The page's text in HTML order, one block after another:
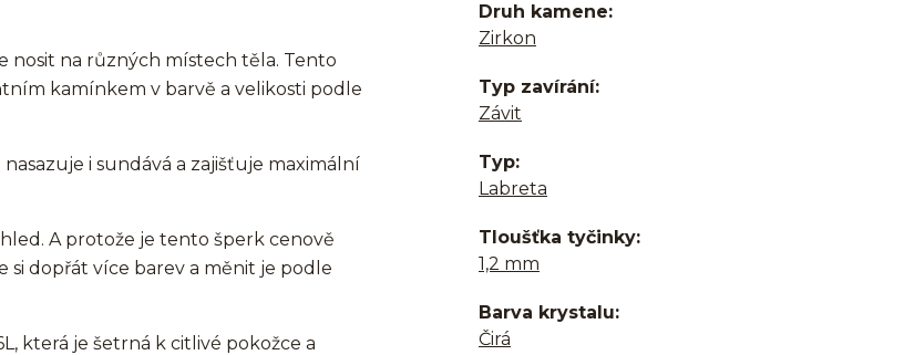
nosit na různých místech těla. Tento
kamínkem v barvě a velikosti podle
i sundává a zajišťuje maximální
A protože je tento šperk cenově
dopřát více barev a měnit je podle
která je šetrná k citlivé pokožce a
Druh kamene
Zirkon
Typ zavírání
Závit
Typ
Labreta
Tloušťka tyčinky
1,2 mm
Barva krystalu
Čirá